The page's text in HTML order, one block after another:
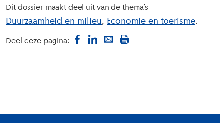
Dit dossier maakt deel uit van de thema’s
Duurzaamheid en milieu Economie en toerisme
Deel deze pagina: